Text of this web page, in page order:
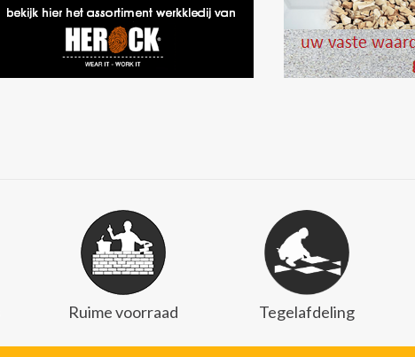
Ruime voorraad Tegelafdeling